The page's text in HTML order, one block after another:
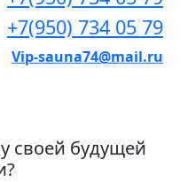
+7(950) 734 05 79
Vip-sauna74@mail.ru
своей будущей